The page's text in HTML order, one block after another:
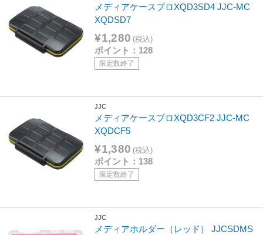
メディアケースプロXQD3SD4 JJC-MC
XQDSD7
¥1,280 (税込)
ポイント：128
限定数終了
JJC
メディアケースプロXQD3CF2 JJC-MC
XQDCF5
¥1,380 (税込)
ポイント：138
限定数終了
JJC
メディアホルダー（レッド） JJCSDMS